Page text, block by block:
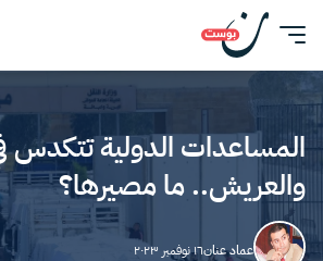
المساعدات الدولية تتكدس
والعريش.. ما مصيرها؟
عماد عنان١٦ نوفمبر ٢٠٢٣